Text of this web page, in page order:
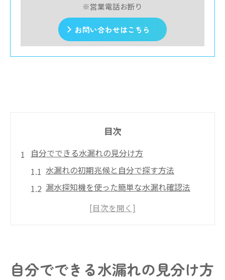
※営業電話お断り
お問い合わせはこちら
目次
自分でできる水漏れの見分け方
水漏れの初期兆候と自分で探す方法
漏水探知機を使った簡単な水漏れ確認法
水道メーター活用で水漏れを見極めるコツ
水漏れ分析からわかる修理の手順
自分でできる水漏れの見分け方